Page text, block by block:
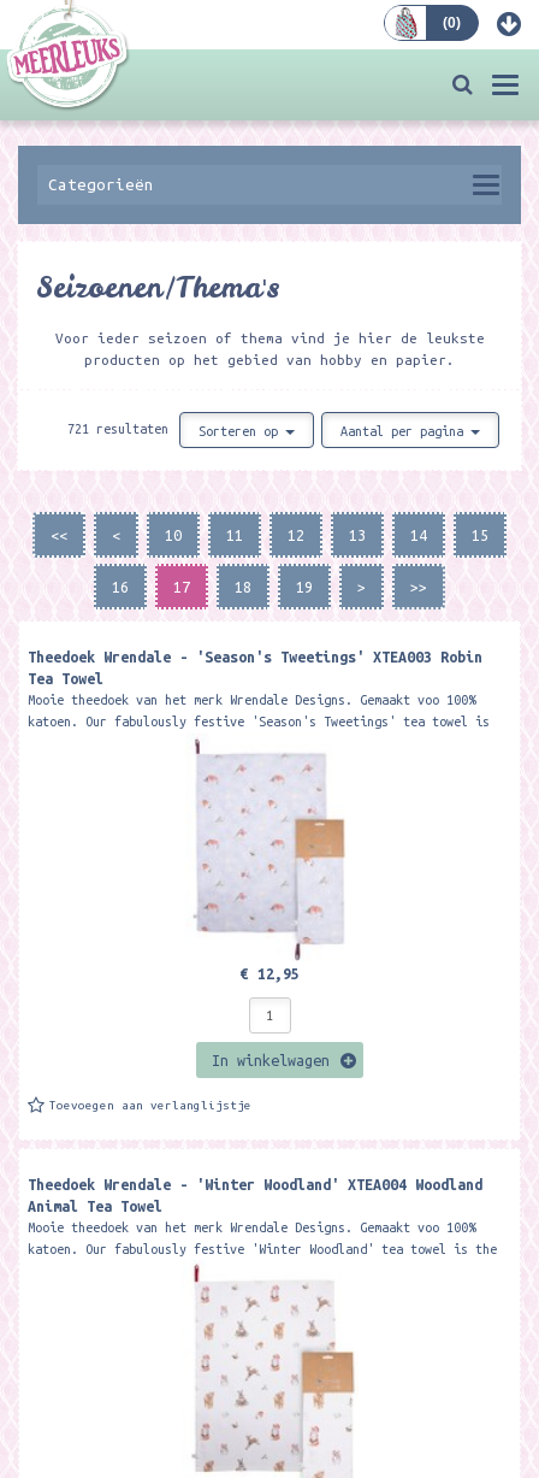
(0)
Categorieën
Seizoenen/Thema's
Voor ieder seizoen of thema vind je hier de leukste
producten op het gebied van hobby en papier.
721 resultaten Sorteren op Aantal per pagina
<< < 10 11 12 13 14 15
16 17 18 19 > >>
Theedoek Wrendale - 'Season's Tweetings' XTEA003 Robin
Tea Towel
Mooie theedoek van het merk Wrendale Designs. Gemaakt voo 100%
katoen. Our fabulously festive 'Season's Tweetings' tea towel is
€ 12,95
In winkelwagen
Toevoegen aan verlanglijstje
Theedoek Wrendale - 'Winter Woodland' XTEA004 Woodland
Animal Tea Towel
Mooie theedoek van het merk Wrendale Designs. Gemaakt voo 100%
katoen. Our fabulously festive 'Winter Woodland' tea towel is the